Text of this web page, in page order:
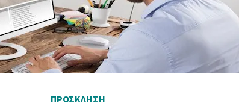
ΠΡΟΣΚΛΗΣΗ